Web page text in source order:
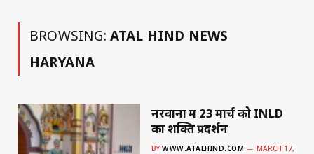
BROWSING: ATAL HIND NEWS
HARYANA
नरवाना में 23 मार्च को INLD
का शक्ति प्रदर्शन
BY WWW.ATALHIND.COM
MARCH 17,